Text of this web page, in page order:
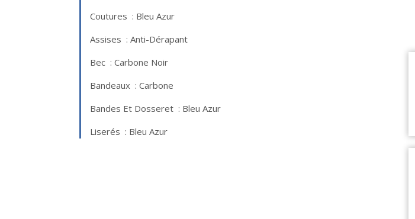
Coutures : Bleu Azur
Assises : Anti-Dérapant
Bec : Carbone Noir
Bandeaux : Carbone
Bandes Et Dosseret : Bleu Azur
Liserés : Bleu Azur